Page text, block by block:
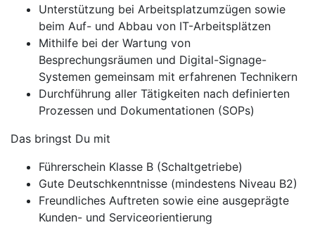
Unterstützung bei Arbeitsplatzumzügen sowie
beim Auf- und Abbau von IT-Arbeitsplätzen
Mithilfe bei der Wartung von
Besprechungsräumen und Digital-Signage-
Systemen gemeinsam mit erfahrenen Technikern
Durchführung aller Tätigkeiten nach definierten
Prozessen und Dokumentationen (SOPs)
Das bringst Du mit
Führerschein Klasse B (Schaltgetriebe)
Gute Deutschkenntnisse (mindestens Niveau B2)
Freundliches Auftreten sowie eine ausgeprägte
Kunden- und Serviceorientierung